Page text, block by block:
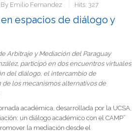
Emilio Fernandez Hits: 327
espacios de diálogo y
Arbitraje y Mediación del Paraguay
participó en dos encuentros virtuales
del diálogo, el intercambio de
los mecanismos alternativos de
académica, desarrollada por la UCSA,
un diálogo académico con el CAMP”
la mediación desde el